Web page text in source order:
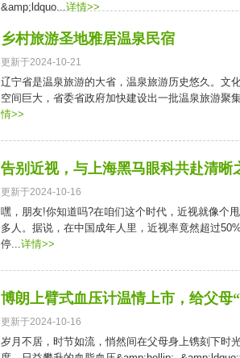
&amp;ldquo...详情>>
乡村旅游圣地雅居温泉民宿
更新于2024-10-21
辽宁省是温泉旅游的大省，温泉旅游历史悠久。文
空间巨大，省委省政府加快建设出一批温泉旅游聚
情>>
告别近视，与上海黑马眼科共赴清晰
更新于2024-10-16
嘿，朋友!你知道吗?在咱们这个时代，近视就像个
多人。据说，在中国成年人里，近视率竟然超过
停...详情>>
博朗上臂式血压计温情上市，给父母
更新于2024-10-16
岁月不居，时节如流，悄然间在父母身上镌刻下时